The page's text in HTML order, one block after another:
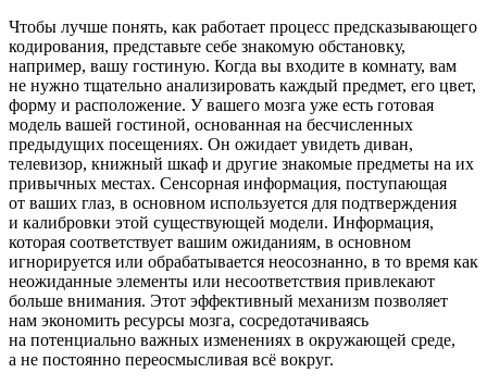
Чтобы лучше понять, как работает процесс предсказывающего
кодирования, представьте себе знакомую обстановку,
например, вашу гостиную. Когда вы входите в комнату, вам
не нужно тщательно анализировать каждый предмет, его цвет,
форму и расположение. У вашего мозга уже есть готовая
модель вашей гостиной, основанная на бесчисленных
предыдущих посещениях. Он ожидает увидеть диван,
телевизор, книжный шкаф и другие знакомые предметы на их
привычных местах. Сенсорная информация, поступающая
от ваших глаз, в основном используется для подтверждения
и калибровки этой существующей модели. Информация,
которая соответствует вашим ожиданиям, в основном
игнорируется или обрабатывается неосознанно, в то время как
неожиданные элементы или несоответствия привлекают
больше внимания. Этот эффективный механизм позволяет
нам экономить ресурсы мозга, сосредотачиваясь
на потенциально важных изменениях в окружающей среде,
а не постоянно переосмысливая всё вокруг.